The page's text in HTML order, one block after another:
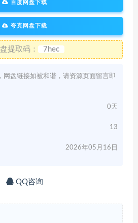
百度网盘下载
夸克网盘下载
提取码： 7hec
网盘链接如被和谐，请资源页面留言即
0天
13
2026年05月16日
QQ咨询